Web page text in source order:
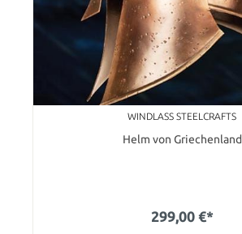
WINDLASS STEELCRAFTS
Helm von Griechenland
299,00 €*